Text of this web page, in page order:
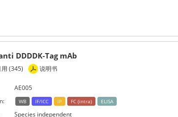
DDDDK-Tag mAb
(345) 说明书
AE005
WB IF/ICC IP FC (intra) ELISA
Species independent